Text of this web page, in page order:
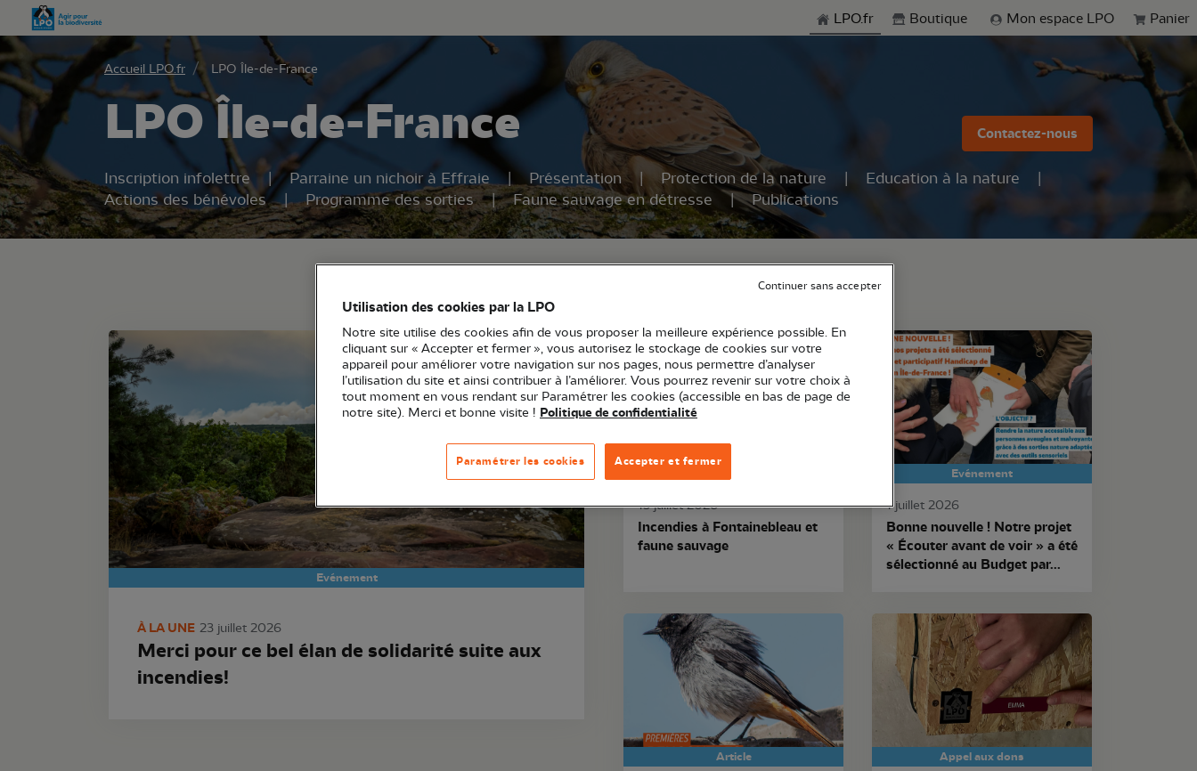
Aller à la rechercheLPO.fr Boutique Mon espace LPO Panier
Accueil LPO.fr LPO Île-de-France
LPO Île-de-France Contactez-nous
Inscription infolettre Parraine un nichoir à Effraie Présentation Protection de la nature
Education à la nature
Actions des bénévoles
Programme des sorties Faune sauvage en détresse Publications
Evénement
À LA UNE 23 juillet 2026
Merci pour ce bel élan de solidarité suite aux
incendies!
13 juillet 2026
Incendies à Fontainebleau et
faune sauvage
Evénement
1 juillet 2026
Bonne nouvelle ! Notre projet
« Écouter avant de voir » a été
sélectionné au Budget par...
Article Appel aux dons
Utilisation des cookies par la LPO
Notre site utilise des cookies afin de vous proposer la meilleure expérience possible. En
cliquant sur « Accepter et fermer », vous autorisez le stockage de cookies sur votre
appareil pour améliorer votre navigation sur nos pages, nous permettre d’analyser
l’utilisation du site et ainsi contribuer à l’améliorer. Vous pourrez revenir sur votre choix à
tout moment en vous rendant sur Paramétrer les cookies (accessible en bas de page de
notre site). Merci et bonne visite ! Politique de confidentialité
Accepter et fermer
Paramétrer les cookies
Continuer sans accepter